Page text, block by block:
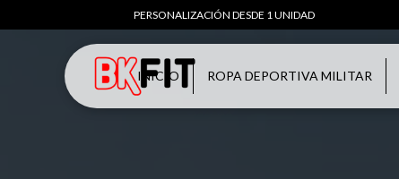
PERSONALIZACIÓN DESDE 1 UNIDAD
INICIO ROPA DEPORTIVA MILITAR